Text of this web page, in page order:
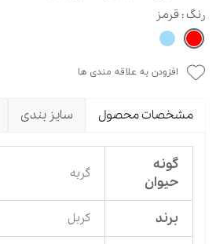
رنگ : قرمز
افزودن به علاقه مندی ها
مشخصات محصول سایز بندی
گونه
حیوان
گربه
برند کربل